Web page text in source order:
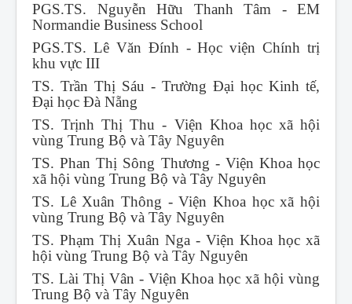
PGS.TS. Nguyễn Hữu Thanh Tâm - EM
Normandie Business School
PGS.TS. Lê Văn Đính - Học viện Chính trị
khu vực III
TS. Trần Thị Sáu - Trường Đại học Kinh tế,
Đại học Đà Nẵng
TS. Trịnh Thị Thu - Viện Khoa học xã hội
vùng Trung Bộ và Tây Nguyên
TS. Phan Thị Sông Thương - Viện Khoa học
xã hội vùng Trung Bộ và Tây Nguyên
TS. Lê Xuân Thông - Viện Khoa học xã hội
vùng Trung Bộ và Tây Nguyên
TS. Phạm Thị Xuân Nga - Viện Khoa học xã
hội vùng Trung Bộ và Tây Nguyên
TS. Lài Thị Vân - Viện Khoa học xã hội vùng
Trung Bộ và Tây Nguyên